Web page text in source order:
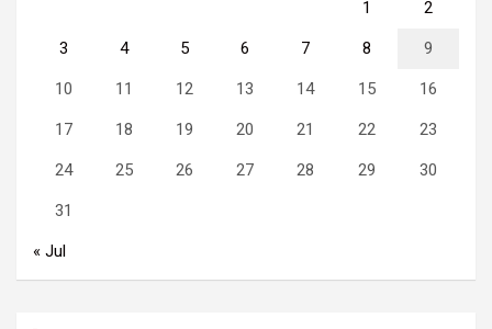
1 2
3 4 5 6 7 8 9
10 11 12 13 14 15 16
17 18 19 20 21 22 23
24 25 26 27 28 29 30
31
« Jul